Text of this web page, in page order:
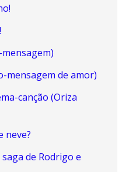
mensagem de amor)
canção (Oriza
neve?
saga de Rodrigo e